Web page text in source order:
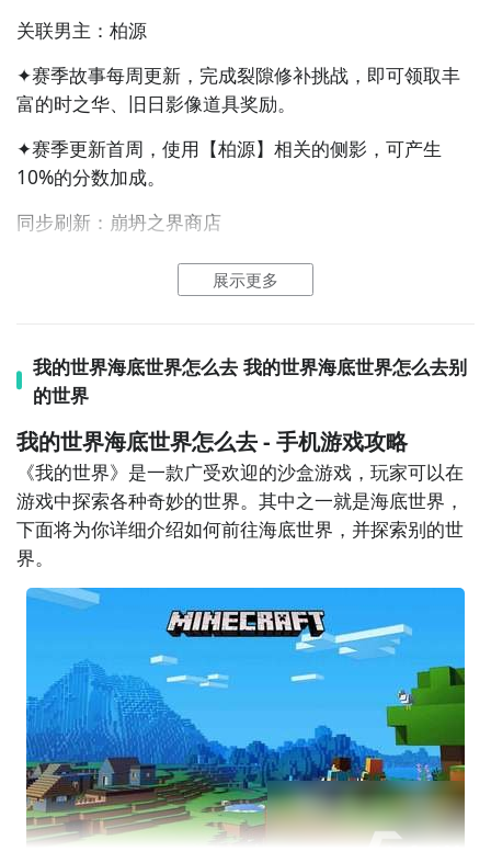
你被拖入到了一个异于现实的镜像世界，请找到这里不
群星启明时卡面：
「群星启明时」 | 顾时夜 · 此星永昼
“我不会受到任何信息素的影响，
但会受到你的，你诱惑我...”
「群星启明时」 | 易遇 · 天色未明
“其他的，我都可以不在意了，
关联男主：柏源
✦赛季故事每周更新，完成裂隙修补挑战，即可领取丰
富的时之华、旧日影像道具奖励。
✦赛季更新首周，使用【柏源】相关的侧影，可产生
10%的分数加成。
同步刷新：崩坍之界商店
✦全新柏源【月】等级侧影「一剑霜寒」上线，届时可
通过崩坍之界商店兑换解锁。
赛季未使用的「旧日影像」会自动转换成「影像余
烬」。
展示更多
我的世界海底世界怎么去 我的世界海底世界怎么去别
的世界
我的世界海底世界怎么去 - 手机游戏攻略
《我的世界》是一款广受欢迎的沙盒游戏，玩家可以在
游戏中探索各种奇妙的世界。其中之一就是海底世界，
下面将为你详细介绍如何前往海底世界，并探索别的世
界。